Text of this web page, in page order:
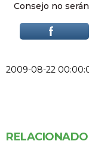
Consejo no
2009-08-22